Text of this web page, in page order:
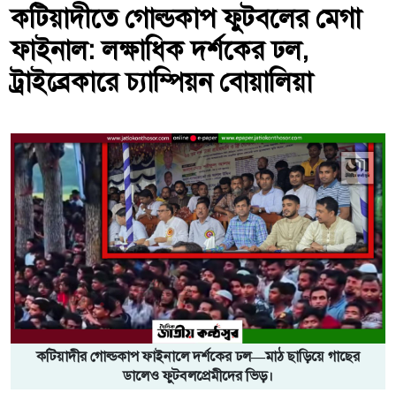
কটিয়াদীতে গোল্ডকাপ ফুটবলের মেগা
ফাইনাল: লক্ষাধিক দর্শকের ঢল,
ট্রাইব্রেকারে চ্যাম্পিয়ন বোয়ালিয়া
কটিয়াদীর গোল্ডকাপ ফাইনালে দর্শকের ঢল—মাঠ ছাড়িয়ে গাছের
ডালেও ফুটবলপ্রেমীদের ভিড়।